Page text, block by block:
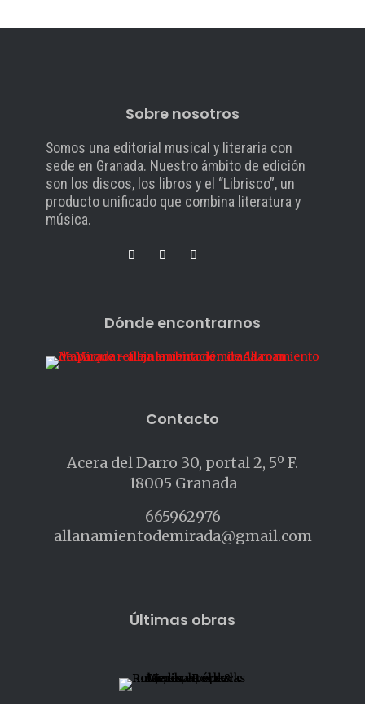
Sobre nosotros
Somos una editorial musical y literaria con
sede en Granada. Nuestro ámbito de edición
son los discos, los libros y el “Librisco”, un
producto unificado que combina literatura y
música.
Dónde encontrarnos
Contacto
Acera del Darro 30, portal 2, 5º F.
18005 Granada
665962976
allanamientodemirada@gmail.com
Últimas obras